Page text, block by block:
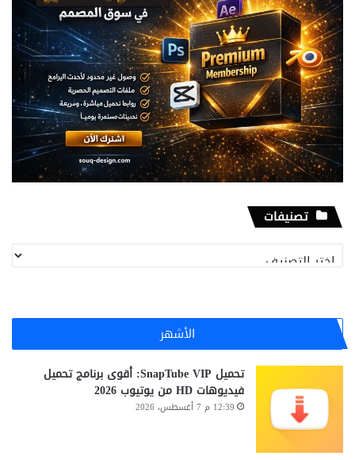
تصنيفات
تصنيفات
الأشهر
تحميل SnapTube VIP: أقوى برنامج تحميل
فيديوهات HD من يوتيوب 2026
12:39 م 7 أغسطس، 2026